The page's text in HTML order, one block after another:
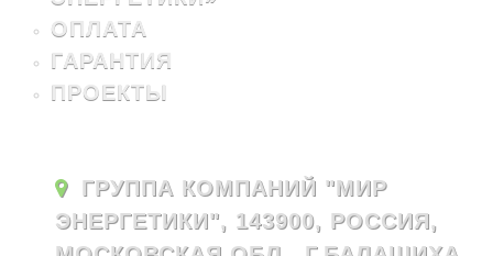
ОПЛАТА
ГАРАНТИЯ
ПРОЕКТЫ
ГРУППА КОМПАНИЙ "МИР
ЭНЕРГЕТИКИ", 143900, РОССИЯ,